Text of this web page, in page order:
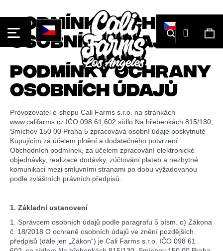
Hledat
Podmínky ochrany
osobních údajů
Podmínky ochrany
osobních údajů
Provozovatel e-shopu Cali Farms s.r.o. na stránkách
www.califarms.cz IČO 098 61 602 sídlo Na hřebenkách 815/130,
Smíchov 150 00 Praha 5 zpracovává osobní údaje poskytnuté
Kupujícím za účelem plnění a dodatečného potvrzení
Obchodních podmínek, za účelem zpracování elektronické
objednávky, realizace dodávky, zúčtování plateb a nezbytné
komunikaci mezi smluvními stranami po dobu vyžadovanou
podle zvláštních právních předpisů.
1. Základní ustanovení
1. Správcem osobních údajů podle paragrafu 5 písm. o) Zákona
č. 18/2018 O ochraně osobních údajů ve znění pozdějších
předpisů (dále jen „Zákon“) je Cali Farms s.r.o. IČO 098 61
Zpět
Zpět
Co
potřebujete
najít?
Hledat
Doporučujeme